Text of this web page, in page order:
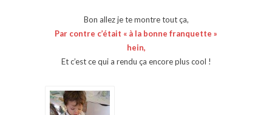
Bon allez je te montre tout ça,
Par contre c’était « à la bonne franquette »
hein,
Et c’est ce qui a rendu ça encore plus cool !